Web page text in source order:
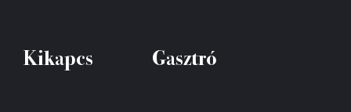
Kikapcs Gasztró